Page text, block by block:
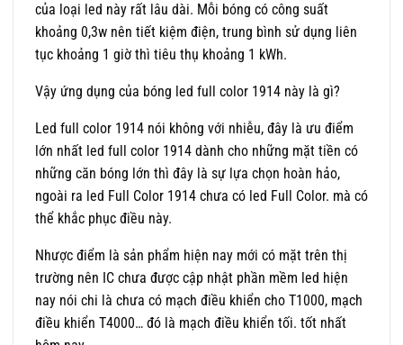
của loại led này rất lâu dài. Mỗi bóng có công suất
khoảng 0,3w nên tiết kiệm điện, trung bình sử dụng liên
tục khoảng 1 giờ thì tiêu thụ khoảng 1 kWh.
Vậy ứng dụng của bóng led full color 1914 này là gì?
Led full color 1914 nói không với nhiễu, đây là ưu điểm
lớn nhất led full color 1914 dành cho những mặt tiền có
những căn bóng lớn thì đây là sự lựa chọn hoàn hảo,
ngoài ra led Full Color 1914 chưa có led Full Color. mà có
thể khắc phục điều này.
Nhược điểm là sản phẩm hiện nay mới có mặt trên thị
trường nên IC chưa được cập nhật phần mềm led hiện
nay nói chi là chưa có mạch điều khiển cho T1000, mạch
điều khiển T4000… đó là mạch điều khiển tối. tốt nhất